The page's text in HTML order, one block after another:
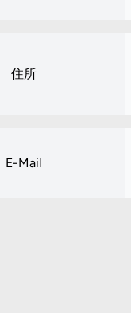
住所
E-Mail